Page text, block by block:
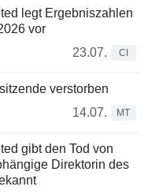
legt Ergebniszahlen
vor
23.07.
CI
verstorben
14.07.
MT
gibt den Tod von
Direktorin des